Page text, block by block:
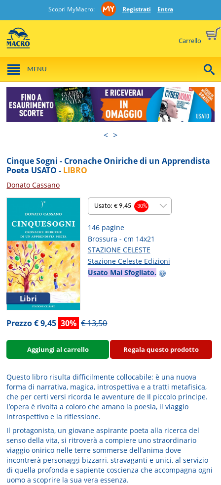
Scopri MyMacro: Registrati Entra
Carrello
MENU
< >
Cinque Sogni - Cronache Oniriche di un Apprendista
Poeta USATO - LIBRO
Donato Cassano
Libri
Usato: € 9,45-30%
146 pagine
Brossura - cm 14x21
STAZIONE CELESTE
Stazione Celeste Edizioni
Usato Mai Sfogliato.
Prezzo € 9,45 30% € 13,50
Aggiungi al carrello Regala questo prodotto
Questo libro risulta difficilmente collocabile: è una nuova
forma di narrativa, magica, introspettiva e a tratti metafisica,
che per certi versi ricorda le avventure de Il piccolo principe.
L’opera è rivolta a coloro che amano la poesia, il viaggio
introspettivo e la riflessione.
Il protagonista, un giovane aspirante poeta alla ricerca del
senso della vita, si ritroverà a compiere uno straordinario
viaggio onirico nelle terre sommerse dell’anima dove
incontrerà personaggi bizzarri, stravaganti e unici, al servizio
di quella profonda e sapiente coscienza che accompagna ogni
uomo a scoprire la sua vera essenza.